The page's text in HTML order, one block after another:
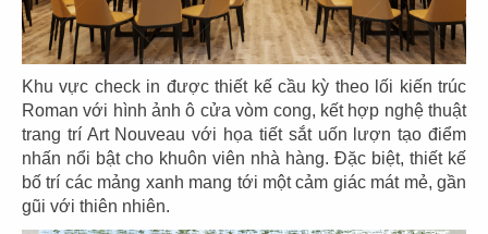
Khu vực check in được thiết kế cầu kỳ theo lối kiến trúc
Roman với hình ảnh ô cửa vòm cong, kết hợp nghệ thuật
trang trí Art Nouveau với họa tiết sắt uốn lượn tạo điểm
nhấn nổi bật cho khuôn viên nhà hàng. Đặc biệt, thiết kế
bố trí các mảng xanh mang tới một cảm giác mát mẻ, gần
gũi với thiên nhiên.
65
THE STREET
CN Mạc Đĩnh Chi - Quận 1
66
THE STREET
CN Cách mạng tháng 8 - Q.3